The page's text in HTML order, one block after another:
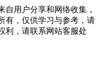
自用户分享和网络收集，
有，仅供学习与参考，请
利，请联系网站客服处